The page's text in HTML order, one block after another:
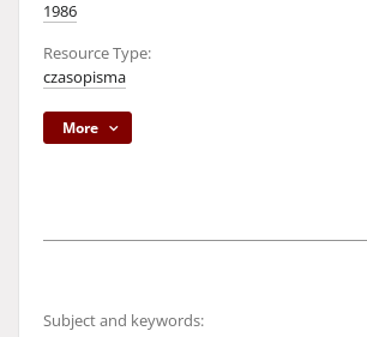
1986
Resource Type:
czasopisma
More
Subject and keywords: